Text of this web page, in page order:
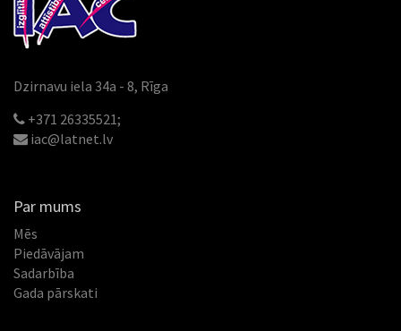
Dzirnavu iela 34a - 8, Rīga
+371 26335521;
iac@latnet.lv
Par mums
Mēs
Piedāvājam
Sadarbība
Gada pārskati